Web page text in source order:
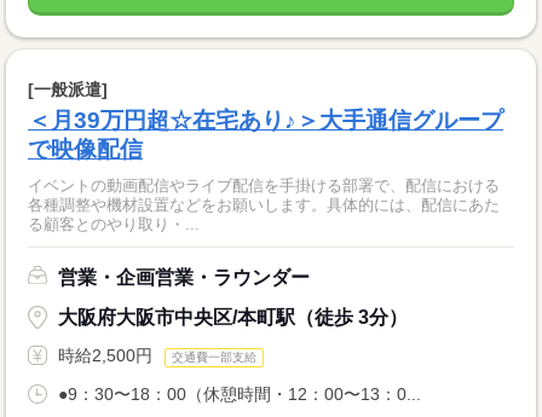
[一般派遣]
＜月39万円超☆在宅あり♪＞大手通信グループ
で映像配信
イベントの動画配信やライブ配信を手掛ける部署で、配信における
各種調整や機材設置などをお願いします。具体的には、配信にあた
る顧客とのやり取り・...
営業・企画営業・ラウンダー
大阪府大阪市中央区/本町駅（徒歩 3分）
時給2,500円 交通費一部支給
●9：30〜18：00（休憩時間・12：00〜13：0...